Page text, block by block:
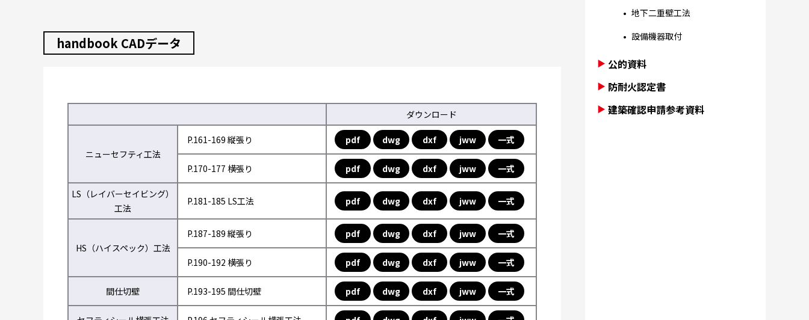
handbook CADデータ
ダウンロード
ニューセフティ工法
P.161-169 縦張り pdf dwg dxf jww 一式
P.170-177 横張り pdf dwg dxf jww 一式
LS（レイバーセイビング）
工法
P.181-185 LS工法 pdf dwg dxf jww 一式
HS（ハイスペック）工法
P.187-189 縦張り pdf dwg dxf jww 一式
P.190-192 横張り pdf dwg dxf jww 一式
間仕切壁 P.193-195 間仕切壁 pdf dwg dxf jww 一式
地下二重壁工法
設備機器取付
公的資料
防耐火認定書
建築確認申請参考資料